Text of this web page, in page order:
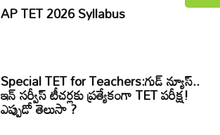
AP TET 2026 Syllabus
Special TET for Teachers:గుడ్ న్యూస్..
ఇన్ సర్వీస్ టీచర్లకు ప్రత్యేకంగా TET పరీక్ష!
ఎప్పుడో తెలుసా ?